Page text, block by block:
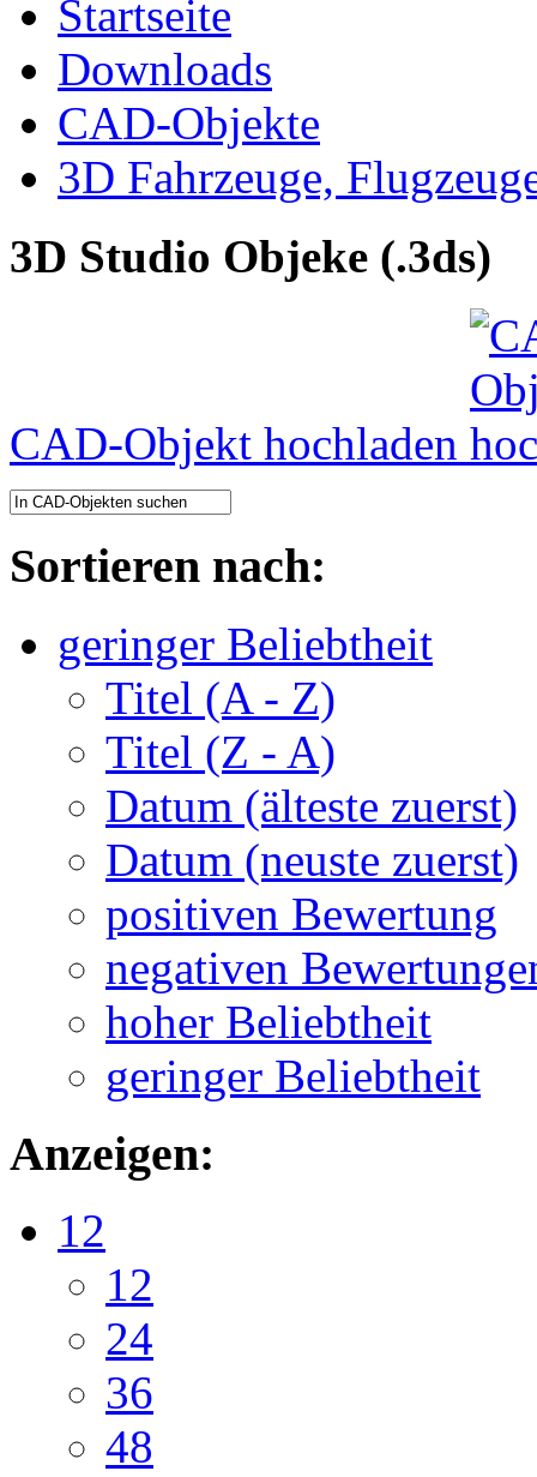
Startseite
Downloads
CAD-Objekte
3D Fahrzeuge,
3D Studio Objeke (.3ds)
CAD-Objekt hochladen
Sortieren nach:
geringer Beliebtheit
Titel (A - Z)
Titel (Z - A)
Datum (älteste zuerst)
Datum (neuste zuerst)
positiven Bewertung
negativen
hoher Beliebtheit
geringer Beliebtheit
Anzeigen:
12
12
24
36
48